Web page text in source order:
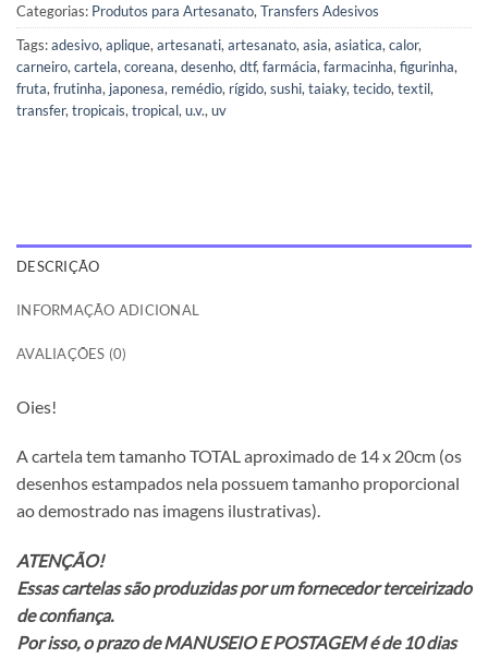
Categorias: Produtos para Artesanato, Transfers Adesivos
Tags:adesivo, aplique, artesanati, artesanato, asia, asiatica, calor,
carneiro, cartela, coreana, desenho, dtf, farmácia, farmacinha, figurinha,
fruta, frutinha, japonesa, remédio, rígido, sushi, taiaky, tecido, textil,
transfer, tropicais, tropical, u.v., uv
DESCRIÇÃO
INFORMAÇÃO ADICIONAL
AVALIAÇÕES (0)
Oies!
A cartela tem tamanho TOTAL aproximado de 14 x 20cm (os
desenhos estampados nela possuem tamanho proporcional
ao demostrado nas imagens ilustrativas).
ATENÇÃO!
Essas cartelas são produzidas por um fornecedor terceirizado
de confiança.
Por isso, o prazo de MANUSEIO E POSTAGEM é de 10 dias